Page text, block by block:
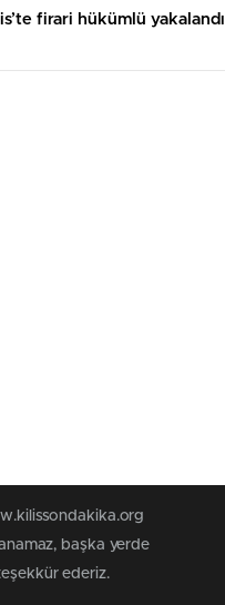
kazandı? 2018 Kilis AK
firari hükümlü yakalandı
başka yerde
ederiz.